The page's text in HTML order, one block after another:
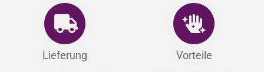
Lieferung Vorteile